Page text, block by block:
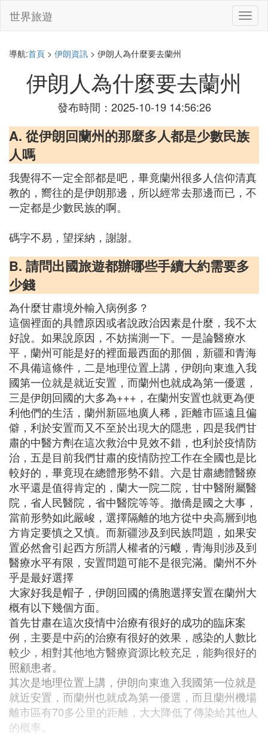
切
換
世界旅遊
導航:首頁 > 伊朗資訊 > 伊朗人為什麼要去蘭州
伊朗人為什麼要去蘭州
發布時間：2025-10-19 14:56:26
A. 從伊朗回蘭州的那麼多人都是少數民族
人嗎
我覺得不一定全部都是吧，畢竟蘭州很多人信仰清真
教的，嚮往的是伊朗那邊，所以經常去那邊而已，不
一定都是少數民族的啊。
碼字不易，望採納，謝謝。
B. 請問出國旅遊都辦哪些手續大約需要多
少錢
為什麼甘肅境外輸入病例多？
這個裡面的具體原因或者說政治因素是什麼，我不太
好說。如果說原因，不妨揣測一下。一是論醫療水
平，蘭州可能是好的裡面最西面的那個，新疆和青海
不具備這條件，二是地理位置上講，伊朗向東進入我
國第一位就是就近安置，而蘭州也就成為第一優選，
三是伊朗回國的大多為+++，在蘭州安置也就更為便
利他們的生活，蘭州新區地廣人稀，距離市區遠且偏
僻，利於安置而又不至於出現大的隱患，四是我們甘
肅的中醫方劑在這次救治中見效不錯，也利於疫情防
治，五是目前我們甘肅的疫情防控工作在全國也是比
較好的，畢竟現在總體形勢不錯。六是甘肅總體醫療
水平還是值得肯定的，蘭大一院二院，甘中醫附屬醫
院，省人民醫院，省中醫院等等。撤僑是國之大事，
當前形勢如此嚴峻，選擇隔離的地方從中央高層到地
方肯定要慎之又慎。而新疆涉及到民族問題，如果安
置必然會引起西方所謂人權者的污衊，青海則涉及到
醫療水平有限，安置問題可能不是很完滿。蘭州不外
乎是最好選擇
大家好我是帽子，伊朗回國的僑胞選擇安置在蘭州大
概有以下幾個方面。
首先甘肅在這次疫情中治療有很好的成功的臨床案
例，主要是中葯的治療有很好的效果，感染的人數比
較少，相對其他地方醫療資源比較充足，能夠很好的
照顧患者。
其次是地理位置上講，伊朗向東進入我國第一位就是
就近安置，而蘭州也就成為第一優選，而且蘭州機場
離市區有70多公里的距離，大大降低了傳染給其他人
的概率。